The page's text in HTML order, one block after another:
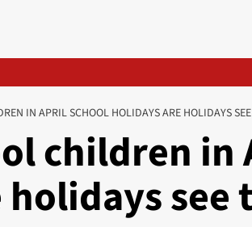
IN APRIL SCHOOL HOLIDAYS ARE HOLIDAYS
children in
see